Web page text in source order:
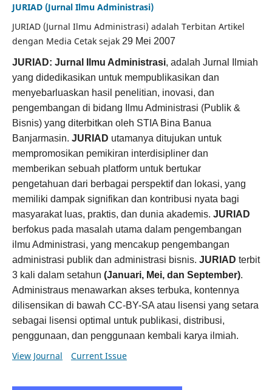
JURIAD (Jurnal Ilmu Administrasi)
JURIAD (Jurnal Ilmu Administrasi) adalah Terbitan Artikel
dengan Media Cetak sejak 29 Mei 2007
JURIAD: Jurnal Ilmu Administrasi, adalah Jurnal Ilmiah
yang didedikasikan untuk mempublikasikan dan
menyebarluaskan hasil penelitian, inovasi, dan
pengembangan di bidang Ilmu Administrasi (Publik &
Bisnis) yang diterbitkan oleh STIA Bina Banua
Banjarmasin. JURIAD utamanya ditujukan untuk
mempromosikan pemikiran interdisipliner dan
memberikan sebuah platform untuk bertukar
pengetahuan dari berbagai perspektif dan lokasi, yang
memiliki dampak signifikan dan kontribusi nyata bagi
masyarakat luas, praktis, dan dunia akademis. JURIAD
berfokus pada masalah utama dalam pengembangan
ilmu Administrasi, yang mencakup pengembangan
administrasi publik dan administrasi bisnis. JURIAD terbit
3 kali dalam setahun (Januari, Mei, dan September).
Administraus menawarkan akses terbuka, kontennya
dilisensikan di bawah CC-BY-SA atau lisensi yang setara
sebagai lisensi optimal untuk publikasi, distribusi,
penggunaan, dan penggunaan kembali karya ilmiah.
View Journal Current Issue